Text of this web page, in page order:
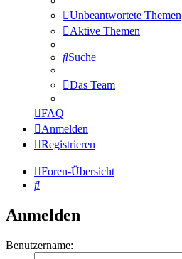
Unbeantwortete Themen
Aktive Themen
Suche
Das Team
FAQ
Anmelden
Registrieren
Foren-Übersicht
Suche
Anmelden
Benutzername: